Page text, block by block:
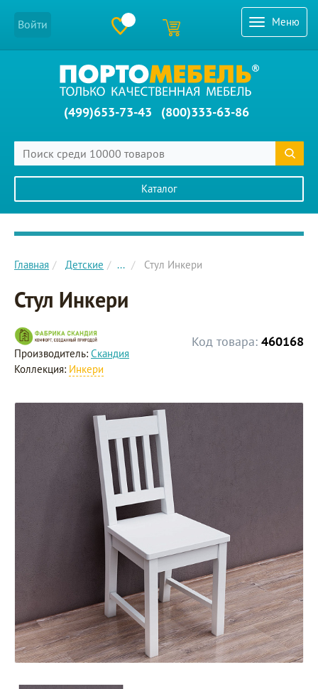
Меню
Войти
(499)653-73-43 (800)333-63-86
Каталог
Главное меню сайта
Главная Детские ... Стул Инкери
Стул Инкери
Код товара: 460168
Производитель: Скандия
Коллекция: Инкери